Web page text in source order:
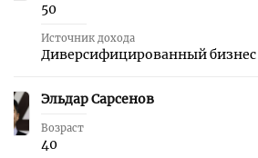
50
Источник дохода
Диверсифицированный бизнес
39 Эльдар Сарсенов
Возраст
40